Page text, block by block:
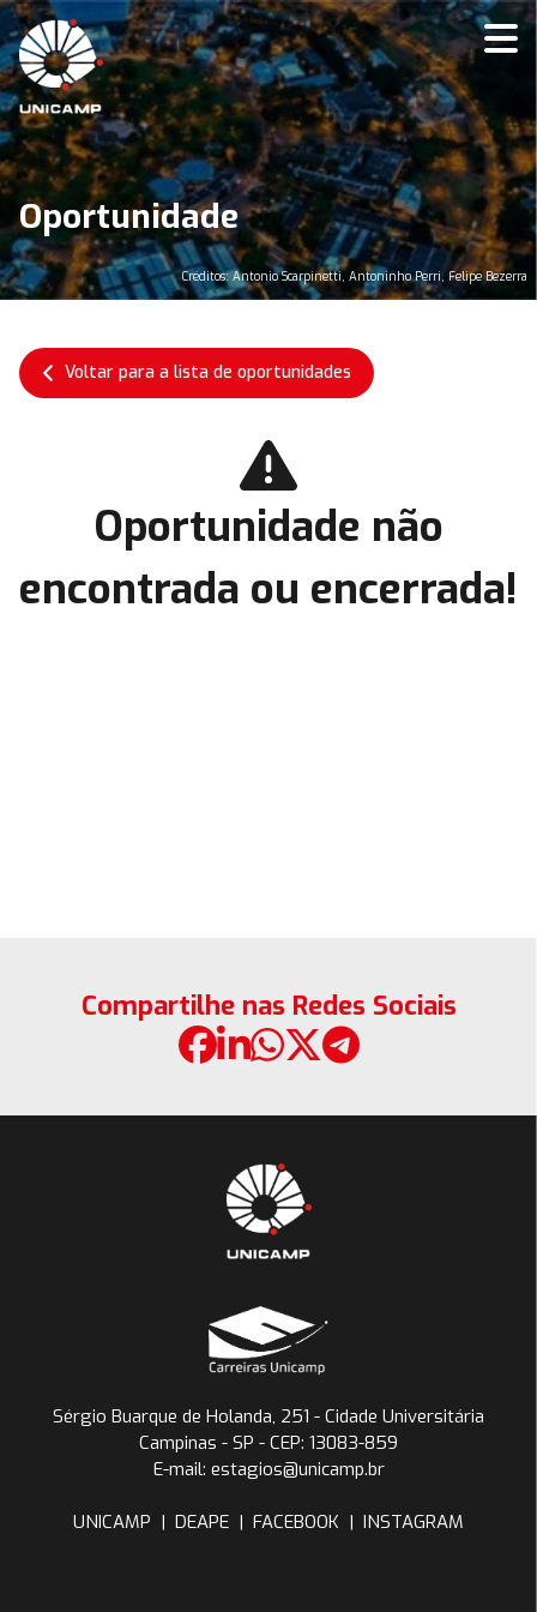
Oportunidade
Créditos: Antonio Scarpinetti, Antoninho Perri, Felipe Bezerra
Voltar para a lista de oportunidades
Oportunidade não
encontrada ou encerrada!
Compartilhe nas Redes Sociais
Sérgio Buarque de Holanda, 251 - Cidade Universitária
Campinas - SP - CEP: 13083-859
E-mail: estagios@unicamp.br
UNICAMP | DEAPE | FACEBOOK | INSTAGRAM